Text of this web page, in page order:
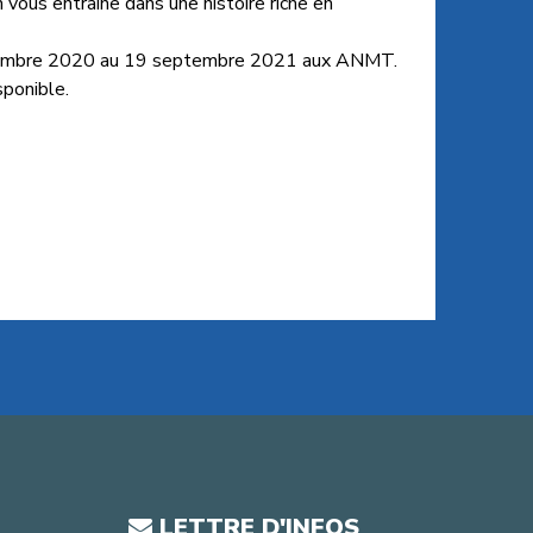
2020 au 19 septembre 2021 aux ANMT.